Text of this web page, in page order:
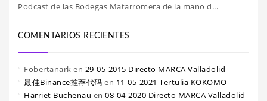
Podcast de las Bodegas Matarromera de la mano d...
COMENTARIOS RECIENTES
Fobertanark en 29-05-2015 Directo MARCA Valladolid
最佳Binance推荐代码 en 11-05-2021 Tertulia KOKOMO
Harriet Buchenau en 08-04-2020 Directo MARCA Valladolid